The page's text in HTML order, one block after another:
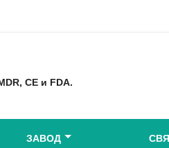
CE и FDA.
ЗАВОД